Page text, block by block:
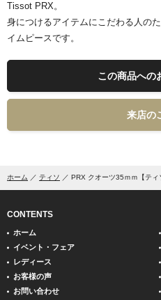
Tissot PRX。
身につけるアイテムにこだわる人の
イムピースです。
この商品への
来店の
ホーム ティソ PRX クオーツ35ｍｍ【ティ
CONTENTS
ホーム
イベント・フェア
レディース
お客様の声
お問い合わせ